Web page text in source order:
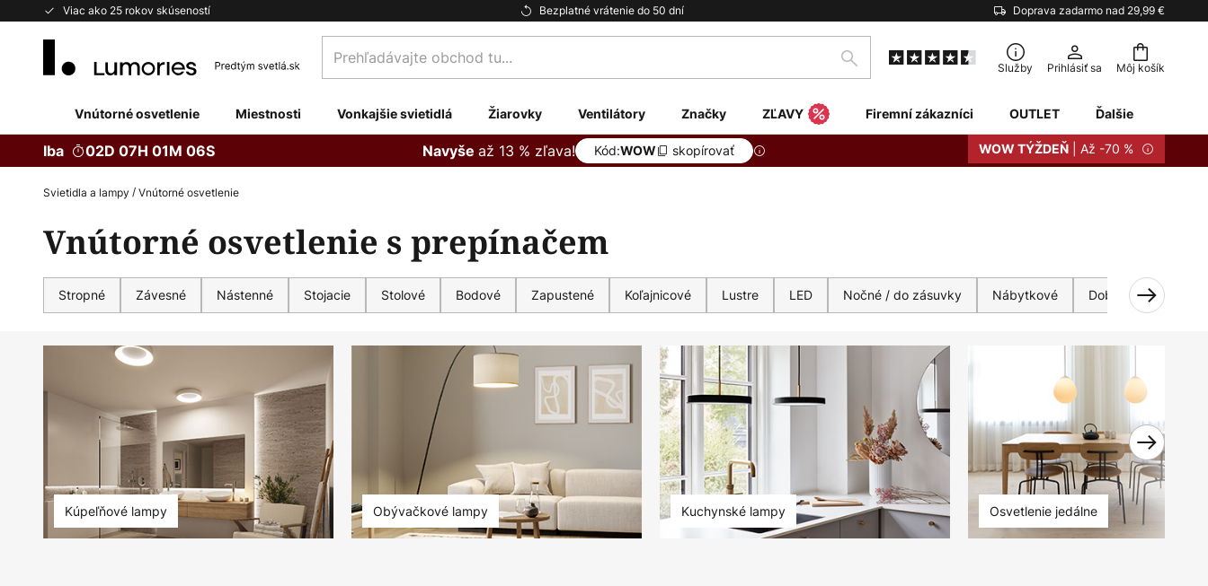
Viac ako 25 rokov skúseností Bezplatné vrátenie do 50 dní Doprava zadarmo nad 29,99 €
Skip
Môj košík
Prehľadávajte
obchod
Hľadať Služby Prihlásiť sa
Vnútorné osvetlenie Miestnosti Vonkajšie svietidlá Žiarovky Ventilátory Značky ZĽAVY Firemní zákazníci OUTLET Ďalšie
Iba 02D 07H 01M 04S Navyše až 13 % zľava! Kód:WOW skopírovať WOW TÝŽDEŇ | Až -70 %
Svietidla a lampy Vnútorné osvetlenie
Vnútorné osvetlenie s prepínačem
Stropné Závesné Nástenné Stojacie Stolové Bodové Zapustené Koľajnicové Lustre LED Nočné / do zásuvky Nábytkové Dobíjateľné
Kúpeľňové lampy Obývačkové lampy Kuchynské lampy Osvetlenie jedálne